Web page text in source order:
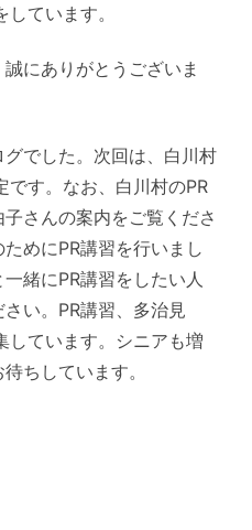
ています。
にありがとうございま
でした。次回は、白川村
です。なお、白川村のPR
さんの案内をご覧くださ
めにPR講習を行いまし
緒にPR講習をしたい人
い。PR講習、多治見
しています。シニアも増
ちしています。